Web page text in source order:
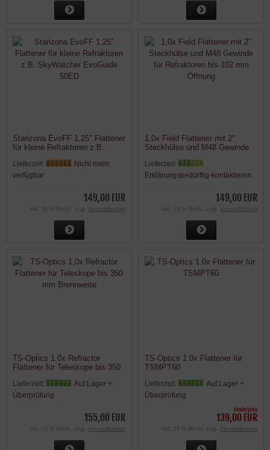
Starizona EvoFF 1,25" Flattener
für kleine Refraktoren z.B.
Lieferzeit:
Nicht mehr
verfügbar
149,00 EUR
inkl. 19 % MwSt. zzgl. Versandkosten
1,0x Field Flattener mit 2"
Steckhülse und M48 Gewinde
Öffnung
Lieferzeit:
Erklärungsbedürftig-kontaktieren
149,00 EUR
inkl. 19 % MwSt. zzgl. Versandkosten
TS-Optics 1,0x Refractor
Flattener für Teleskope bis 350
Lieferzeit:
Auf Lager +
Überprüfung
155,00 EUR
inkl. 19 % MwSt. zzgl. Versandkosten
TS-Optics 1.0x Flattener für
TSMPT60
Lieferzeit:
Auf Lager +
Überprüfung
Sonderpreis
139,00 EUR
inkl. 19 % MwSt. zzgl. Versandkosten